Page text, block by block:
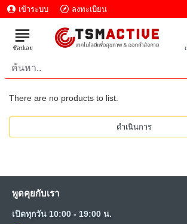
เข้าระบบ ลงทะเบียน
There are no products to list.
ดำเนินการ
พูดคุยกับเรา
เปิดทุกวัน 10:00 - 19:00 น.